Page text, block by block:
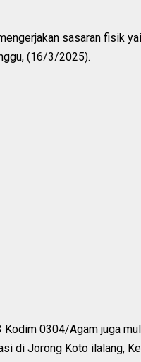
sasaran fisik
(16/3/2025).
0304/Agam juga
di Jorong Koto ilalang,